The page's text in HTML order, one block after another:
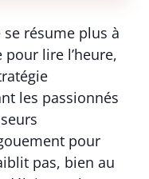
résume plus à
lire l’heure,
les passionnés
pour
pas, bien au